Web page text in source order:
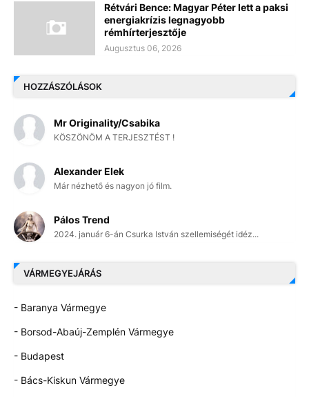
Rétvári Bence: Magyar Péter lett a paksi
energiakrízis legnagyobb
rémhírterjesztője
Augusztus 06, 2026
HOZZÁSZÓLÁSOK
Mr Originality/Csabika
KÖSZÖNÖM A TERJESZTÉST !
Alexander Elek
Már nézhető és nagyon jó film.
Pálos Trend
2024. január 6-án Csurka István szellemiségét idéz...
VÁRMEGYEJÁRÁS
- Baranya Vármegye
- Borsod-Abaúj-Zemplén Vármegye
- Budapest
- Bács-Kiskun Vármegye